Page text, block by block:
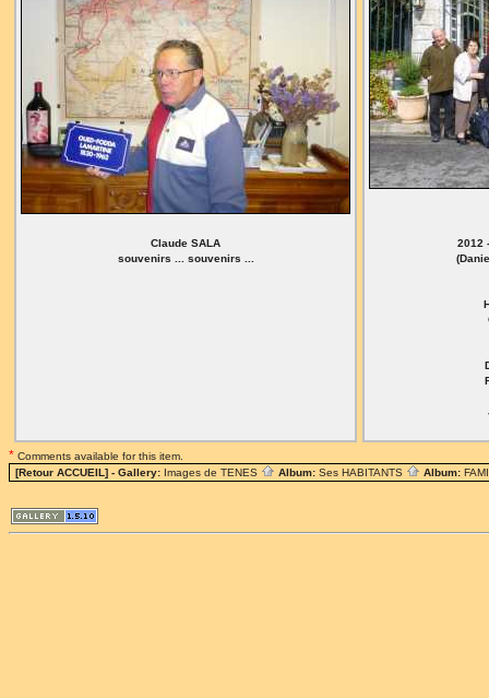
Claude SALA
souvenirs ... souvenirs ...
2012
* Comments available for this item.
[Retour ACCUEIL] - Gallery: Images de TENES Album: Ses HABITANTS Album: